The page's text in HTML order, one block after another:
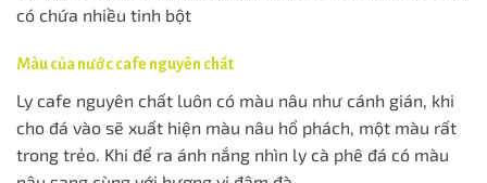
có chứa nhiều tinh bột
Màu của nước cafe nguyên chất
Ly cafe nguyên chất luôn có màu nâu như cánh gián, khi
cho đá vào sẽ xuất hiện màu nâu hổ phách, một màu rất
trong trẻo. Khi để ra ánh nắng nhìn ly cà phê đá có màu